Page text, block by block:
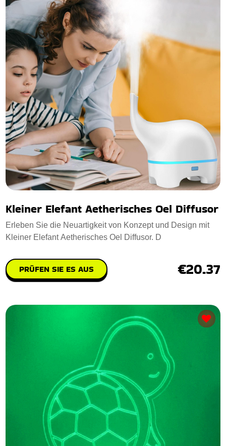
Kleiner Elefant Aetherisches Oel Diffusor
Erleben Sie die Neuartigkeit von Konzept und Design mit
Kleiner Elefant Aetherisches Oel Diffusor. D
PRÜFEN SIE ES AUS €20.37